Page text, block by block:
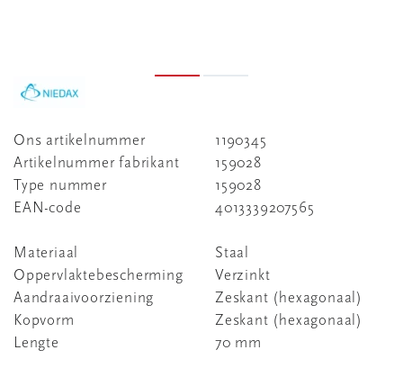
Ons artikelnummer
1190345
Artikelnummer fabrikant
159028
Type nummer
159028
EAN-code
4013339207565
Materiaal
Staal
Oppervlaktebescherming
Verzinkt
Aandraaivoorziening
Zeskant (hexagonaal)
Kopvorm
Zeskant (hexagonaal)
Lengte
70 mm